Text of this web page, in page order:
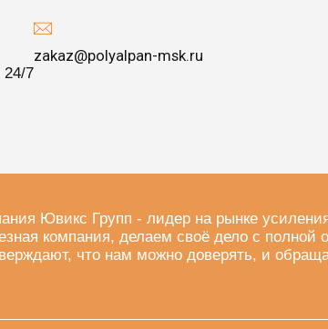
24/7
zakaz@polyalpan-msk.ru
Ювикс Групп - лидер на рынке
компания, делаем своё дело с полной
что нам можно доверять, и